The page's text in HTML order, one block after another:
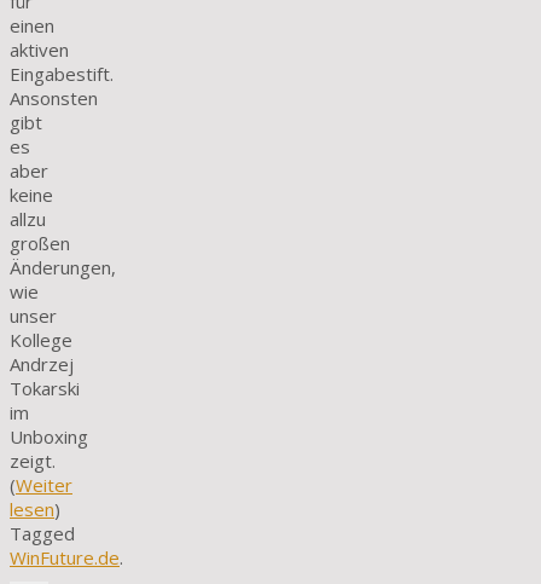
einen
aktiven
Eingabestift.
Ansonsten
gibt
es
aber
keine
allzu
großen
Änderungen,
wie
unser
Kollege
Andrzej
Tokarski
im
Unboxing
zeigt.
(Weiter
lesen)
Tagged
WinFuture.de.